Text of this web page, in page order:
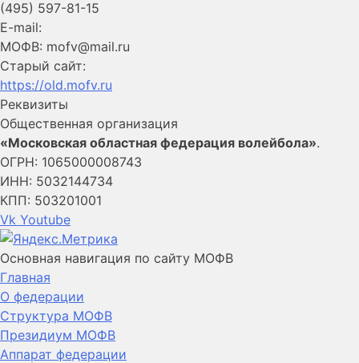
(495) 597-81-15
E-mail:
МОФВ: mofv@mail.ru
Старый сайт:
https://old.mofv.ru
Реквизиты
Общественная организация
«Московская областная федерация волейбола».
ОГРН: 1065000008743
ИНН: 5032144734
КПП: 503201001
Vk Youtube
Основная навигация по сайту МОФВ
Главная
О федерации
Структура МОФВ
Президиум МОФВ
Аппарат федерации